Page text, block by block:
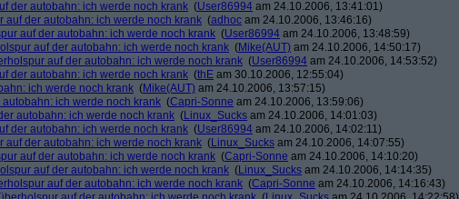
der autobahn: ich werde noch krank (User86994 am 24.10.2006, 13:41:01)
auf der autobahn: ich werde noch krank (adhoc am 24.10.2006, 13:46:16)
auf der autobahn: ich werde noch krank (User86994 am 24.10.2006, 13:48:59)
auf der autobahn: ich werde noch krank (Mike(AUT) am 24.10.2006, 14:50:17)
auf der autobahn: ich werde noch krank (User86994 am 24.10.2006, 14:53:52)
der autobahn: ich werde noch krank (thE am 30.10.2006, 12:55:04)
ich werde noch krank (Mike(AUT) am 24.10.2006, 13:57:15)
ich werde noch krank (Capri-Sonne am 24.10.2006, 13:59:06)
autobahn: ich werde noch krank (Linux_Sucks am 24.10.2006, 14:01:03)
der autobahn: ich werde noch krank (User86994 am 24.10.2006, 14:02:11)
auf der autobahn: ich werde noch krank (Linux_Sucks am 24.10.2006, 14:07:55)
auf der autobahn: ich werde noch krank (Capri-Sonne am 24.10.2006, 14:10:20)
auf der autobahn: ich werde noch krank (Linux_Sucks am 24.10.2006, 14:14:35)
auf der autobahn: ich werde noch krank (Capri-Sonne am 24.10.2006, 14:16:43)